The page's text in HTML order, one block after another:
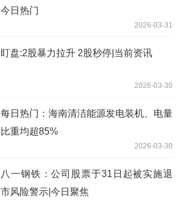
今日热门
2026-03-31
盯盘:2股暴力拉升 2股秒停|当前资讯
2026-03-30
每日热门：海南清洁能源发电装机、电量
比重均超85%
2026-03-30
八一钢铁：公司股票于31日起被实施退
市风险警示|今日聚焦